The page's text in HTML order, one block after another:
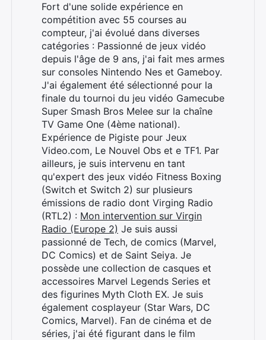
Fort d'une solide expérience en
compétition avec 55 courses au
compteur, j'ai évolué dans diverses
catégories : Passionné de jeux vidéo
depuis l'âge de 9 ans, j'ai fait mes armes
sur consoles Nintendo Nes et Gameboy.
J'ai également été sélectionné pour la
finale du tournoi du jeu vidéo Gamecube
Super Smash Bros Melee sur la chaîne
TV Game One (4ème national).
Expérience de Pigiste pour Jeux
Video.com, Le Nouvel Obs et e TF1. Par
ailleurs, je suis intervenu en tant
qu'expert des jeux vidéo Fitness Boxing
(Switch et Switch 2) sur plusieurs
émissions de radio dont Virging Radio
(RTL2) : Mon intervention sur Virgin
Radio (Europe 2) Je suis aussi
passionné de Tech, de comics (Marvel,
DC Comics) et de Saint Seiya. Je
possède une collection de casques et
accessoires Marvel Legends Series et
des figurines Myth Cloth EX. Je suis
également cosplayeur (Star Wars, DC
Comics, Marvel). Fan de cinéma et de
séries, j'ai été figurant dans le film